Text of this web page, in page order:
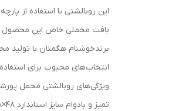
این روبالشتی با استفاده
بافت مخملی خاص این محصول
برندخوشنام هگمتان با تولید
انتخاب‌های محبوب برای
ویژگی‌های روبالشتی مخمل
تمیز و بادوام سایز استاندارد 48×68 سانتی‌متر مناسب انواع بالش استاندارد